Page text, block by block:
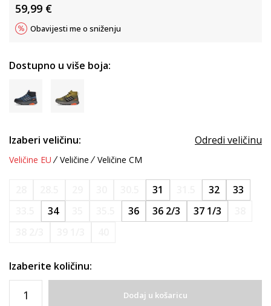
59,99 €
Obavijesti me o sniženju
Dostupno u više boja:
Izaberi veličinu: Odredi veličinu
Veličine EU Veličine Veličine CM
31 32
33
34 36 36 2/3 37 1/3
Izaberite količinu:
Dodaj u košaricu